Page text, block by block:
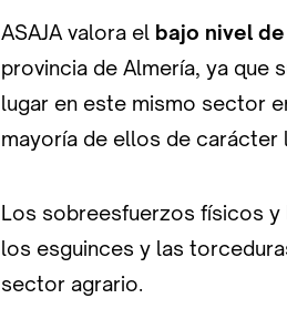
ASAJA valora el bajo nivel
provincia de Almería, ya que
lugar en este mismo sector
mayoría de ellos de carácter
Los sobreesfuerzos físicos
los esguinces y las
sector agrario.